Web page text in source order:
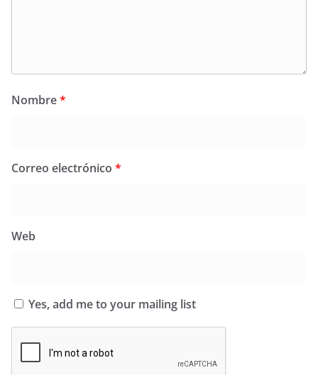
Nombre*
Correo electrónico *
Web
Yes, add me to your mailing list